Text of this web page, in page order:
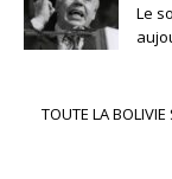
Le
TOUTE LA BOLIVIE